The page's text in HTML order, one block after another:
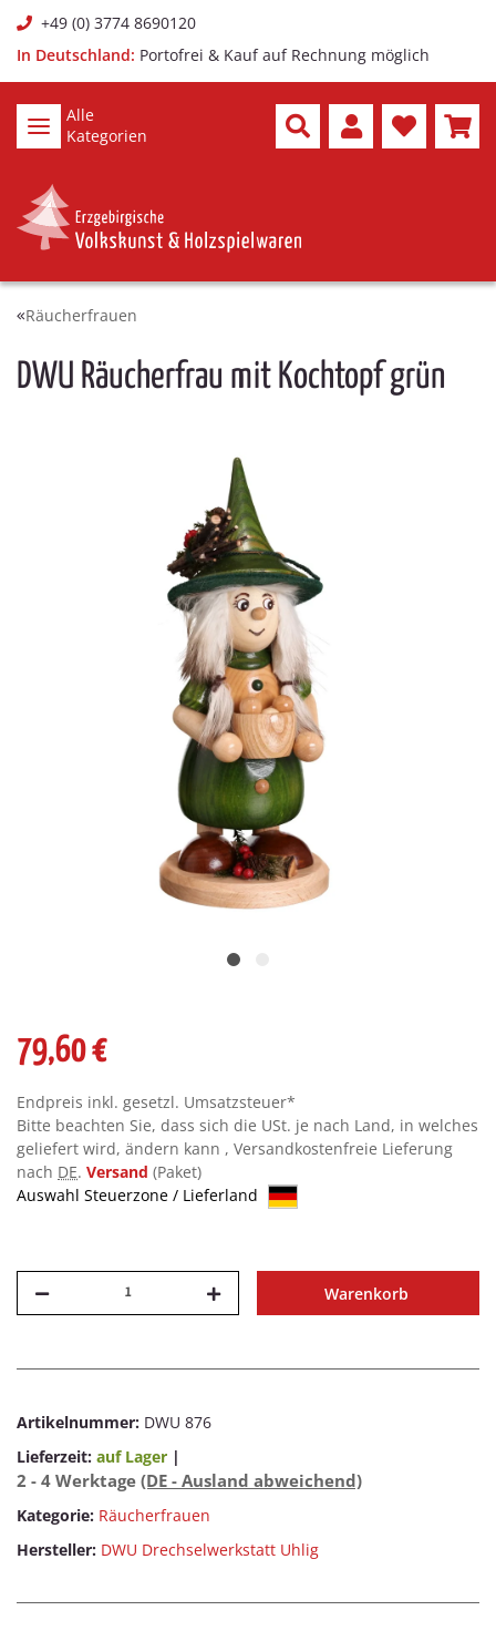
+49 (0) 3774 8690120
In Deutschland: Portofrei & Kauf auf Rechnung möglich
Alle
Kategorien
Räucherfrauen
DWU Räucherfrau mit Kochtopf grün
79,60 €
Endpreis inkl. gesetzl. Umsatzsteuer*
Bitte beachten Sie, dass sich die USt. je nach Land, in welches
geliefert wird, ändern kann , Versandkostenfreie Lieferung
nach DE. Versand (Paket)
Auswahl Steuerzone / Lieferland
Warenkorb
Artikelnummer: DWU 876
Lieferzeit: auf Lager |
2 - 4 Werktage (DE - Ausland abweichend)
Kategorie: Räucherfrauen
Hersteller: DWU Drechselwerkstatt Uhlig